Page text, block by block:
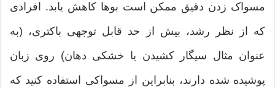
مسواک زدن دقیق ممکن است بوها کاهش یابد. افرادی
که از نظر رشد، بیش از حد قابل توجهی باکتری، (به
عنوان مثال سیگار کشیدن یا خشکی دهان) روی زبان
پوشیده شده دارند، بنابراین از مسواکی استفاده کنید که